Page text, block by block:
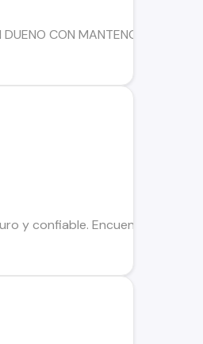
CON MANTENCIONES
y confiable. Encuentra el ideal